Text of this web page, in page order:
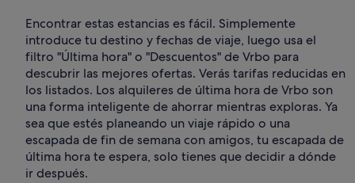
Encontrar estas estancias es fácil. Simplemente
introduce tu destino y fechas de viaje, luego usa el
filtro "Última hora" o "Descuentos" de Vrbo para
descubrir las mejores ofertas. Verás tarifas reducidas en
los listados. Los alquileres de última hora de Vrbo son
una forma inteligente de ahorrar mientras exploras. Ya
sea que estés planeando un viaje rápido o una
escapada de fin de semana con amigos, tu escapada de
última hora te espera, solo tienes que decidir a dónde
ir después.